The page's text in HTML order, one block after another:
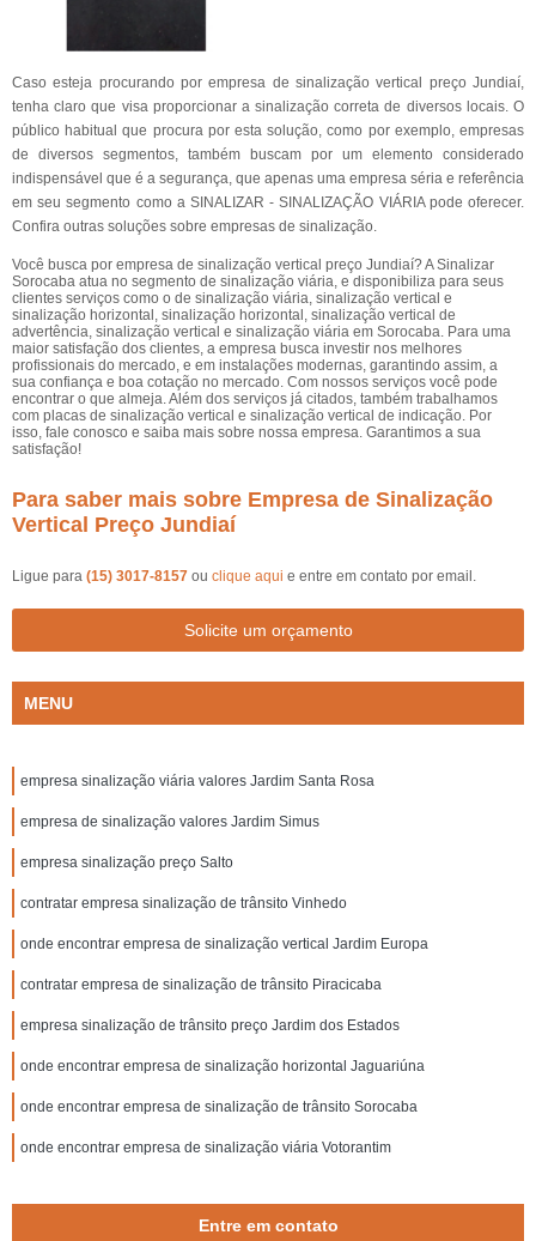
Caso esteja procurando por empresa de sinalização vertical preço Jundiaí,
tenha claro que visa proporcionar a sinalização correta de diversos locais. O
público habitual que procura por esta solução, como por exemplo, empresas
de diversos segmentos, também buscam por um elemento considerado
indispensável que é a segurança, que apenas uma empresa séria e referência
em seu segmento como a SINALIZAR - SINALIZAÇÃO VIÁRIA pode oferecer.
Confira outras soluções sobre empresas de sinalização.
Você busca por empresa de sinalização vertical preço Jundiaí? A Sinalizar
Sorocaba atua no segmento de sinalização viária, e disponibiliza para seus
clientes serviços como o de sinalização viária, sinalização vertical e
sinalização horizontal, sinalização horizontal, sinalização vertical de
advertência, sinalização vertical e sinalização viária em Sorocaba. Para uma
maior satisfação dos clientes, a empresa busca investir nos melhores
profissionais do mercado, e em instalações modernas, garantindo assim, a
sua confiança e boa cotação no mercado. Com nossos serviços você pode
encontrar o que almeja. Além dos serviços já citados, também trabalhamos
com placas de sinalização vertical e sinalização vertical de indicação. Por
isso, fale conosco e saiba mais sobre nossa empresa. Garantimos a sua
satisfação!
Para saber mais sobre Empresa de Sinalização
Vertical Preço Jundiaí
Ligue para (15) 3017-8157 ou clique aqui e entre em contato por email.
Solicite um orçamento
MENU
empresa sinalização viária valores Jardim Santa Rosa
empresa de sinalização valores Jardim Simus
empresa sinalização preço Salto
contratar empresa sinalização de trânsito Vinhedo
onde encontrar empresa de sinalização vertical Jardim Europa
contratar empresa de sinalização de trânsito Piracicaba
empresa sinalização de trânsito preço Jardim dos Estados
onde encontrar empresa de sinalização horizontal Jaguariúna
onde encontrar empresa de sinalização de trânsito Sorocaba
onde encontrar empresa de sinalização viária Votorantim
Entre em contato